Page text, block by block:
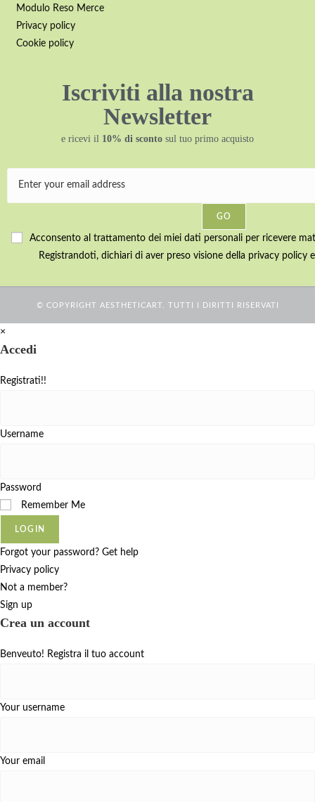
Modulo Reso Merce
Privacy policy
Cookie policy
Iscriviti alla nostra
Newsletter
e ricevi il 10% di sconto sul tuo primo acquisto
GO
Acconsento al trattamento dei miei dati personali per ricevere
Registrandoti, dichiari di aver preso visione della privacy policy
© COPYRIGHT AESTHETICART. TUTTI I DIRITTI RISERVATI
×
Accedi
Registrati!!
Username
Password
Remember Me
LOGIN
Forgot your password? Get help
Privacy policy
Not a member?
Sign up
Crea un account
Benveuto! Registra il tuo account
Your username
Your email